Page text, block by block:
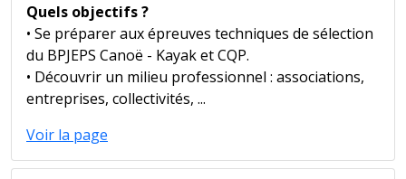
Quels objectifs ?
• Se préparer aux épreuves techniques de sélection
du BPJEPS Canoë - Kayak et CQP.
• Découvrir un milieu professionnel : associations,
entreprises, collectivités, ...
Voir la page